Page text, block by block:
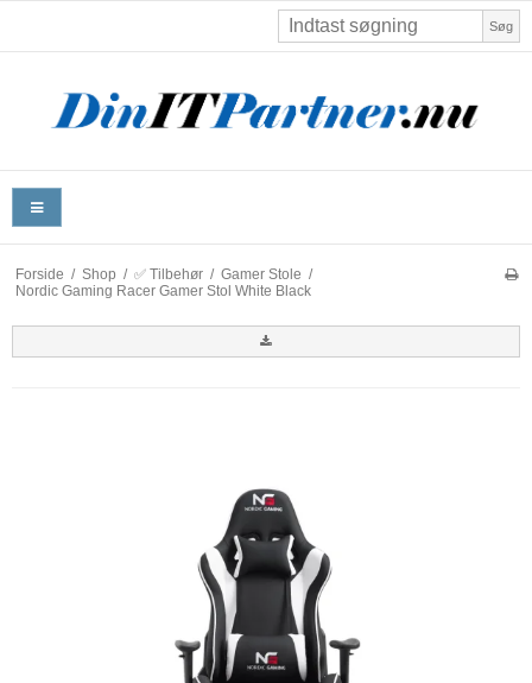
Søg
Forside / Shop / ✅ Tilbehør / Gamer Stole /
Nordic Gaming Racer Gamer Stol White Black